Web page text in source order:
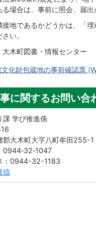
場合は、事前に照会、届出
接地であるかどうかは、「
い。
大木町図書・情報センター
文化財包蔵地の事前確認票
に関するお問い合
課 学び推進係
郡大木町大字八町牟田255-1
0944‐32‐1047
：0944-32-1183
信